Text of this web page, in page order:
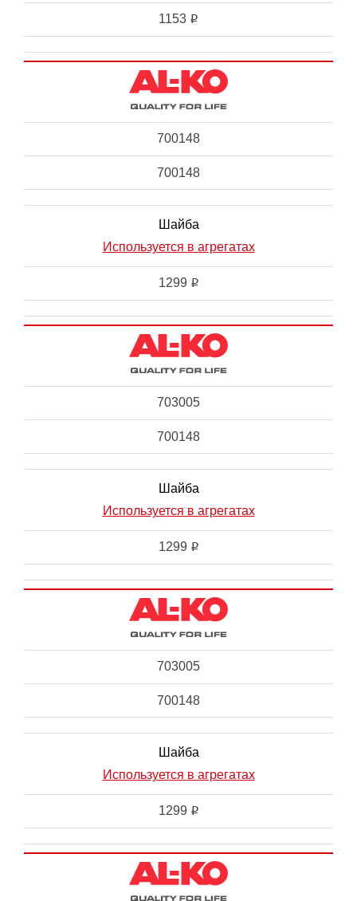
1153 i
700148
700148
Шайба
Используется в агрегатах
1299 i
703005
700148
Шайба
Используется в агрегатах
1299 i
703005
700148
Шайба
Используется в агрегатах
1299 i